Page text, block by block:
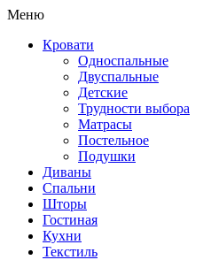
Меню
Кровати
Односпальные
Двуспальные
Детские
Трудности выбора
Матрасы
Постельное
Подушки
Диваны
Спальни
Шторы
Гостиная
Кухни
Текстиль